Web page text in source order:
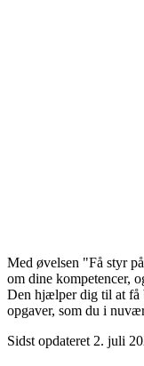
Med øvelsen "Få styr
om dine kompetencer,
Den hjælper dig til at
opgaver, som du i
Sidst opdateret 2. juli